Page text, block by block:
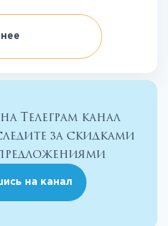
Телеграм канал
за скидками
на канал